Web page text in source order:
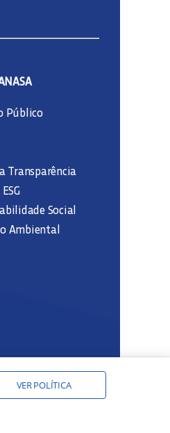
Público
Transparência
Social
Ambiental
VER POLÍTICA